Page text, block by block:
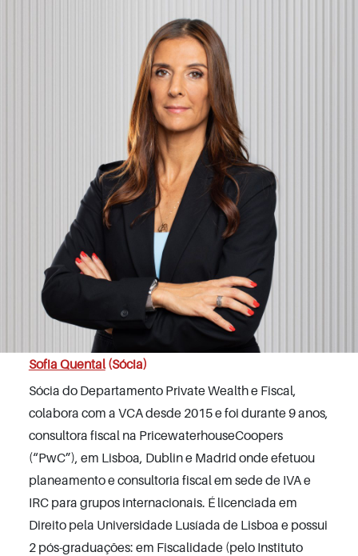
Sofia Quental(Sócia)
Sócia do Departamento Private Wealth e Fiscal,
colabora com a VCA desde 2015 e foi durante 9 anos,
consultora fiscal na PricewaterhouseCoopers
(“PwC”), em Lisboa, Dublin e Madrid onde efetuou
planeamento e consultoria fiscal em sede de IVA e
IRC para grupos internacionais. É licenciada em
Direito pela Universidade Lusíada de Lisboa e possui
2 pós-graduações: em Fiscalidade (pelo Instituto